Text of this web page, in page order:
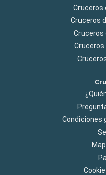
Cruceros
Cruceros
Cruceros
Cruceros
Condiciones
Cookie